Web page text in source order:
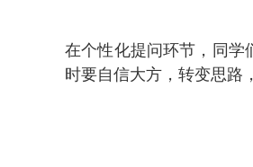
在个性化提问环节，同学
时要自信大方，转变思路